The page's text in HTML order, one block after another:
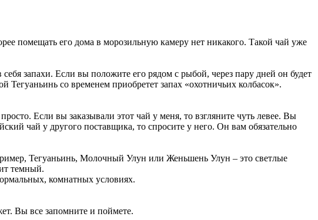
помещать его дома в морозильную камеру нет никакого. Такой чай уже
запахи. Если вы положите его рядом с рыбой, через пару дней он будет
со временем приобретет запах «охотничьих колбасок».
Если вы заказывали этот чай у меня, то взгляните чуть левее. Вы
чай у другого поставщика, то спросите у него. Он вам обязательно
Тегуаньинь, Молочный Улун или Женьшень Улун – это светлые
темный.
комнатных условиях.
Вы все запомните и поймете.